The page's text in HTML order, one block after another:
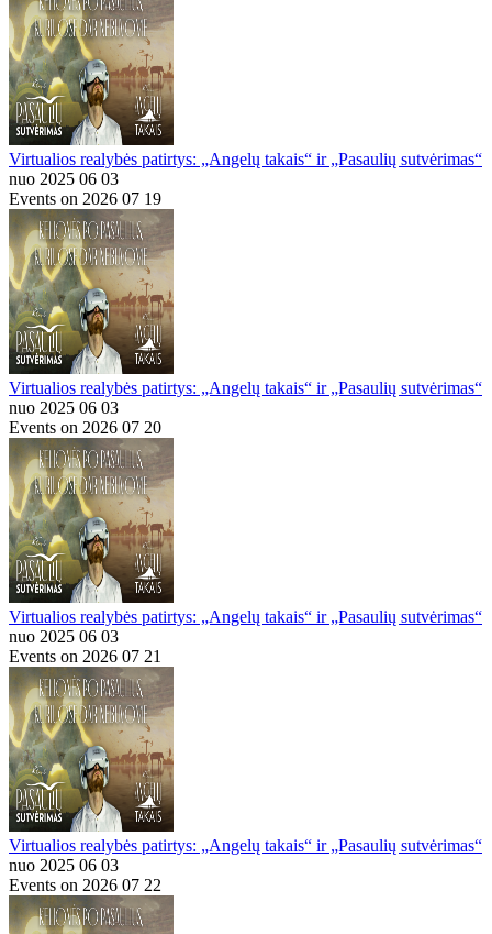
Virtualios realybės patirtys: „Angelų takais“ ir „Pasaulių sutvėrimas“
nuo 2025 06 03
Events on 2026 07 19
Virtualios realybės patirtys: „Angelų takais“ ir „Pasaulių sutvėrimas“
nuo 2025 06 03
Events on 2026 07 20
Virtualios realybės patirtys: „Angelų takais“ ir „Pasaulių sutvėrimas“
nuo 2025 06 03
Events on 2026 07 21
Virtualios realybės patirtys: „Angelų takais“ ir „Pasaulių sutvėrimas“
nuo 2025 06 03
Events on 2026 07 22